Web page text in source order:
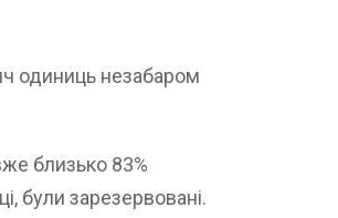
одиниць незабаром
близько 83%
були зарезервовані.